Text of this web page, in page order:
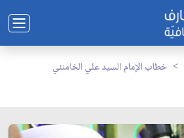
خطاب الإمام السيد علي الخامنئي